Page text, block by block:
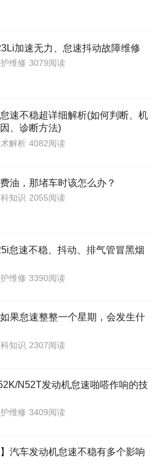
加速无力、怠速抖动故障维修
维修 3079阅读
速不稳超详细解析(如何判断、机
、诊断方法)
解析 4082阅读
油，那堵车时该怎么办？
知识 2055阅读
怠速不稳、抖动、排气管冒黑烟
维修 3390阅读
果怠速整整一个星期，会发生什
知识 2307阅读
N52T发动机怠速啪嗒作响的技
维修 3409阅读
】汽车发动机怠速不稳有多个影响